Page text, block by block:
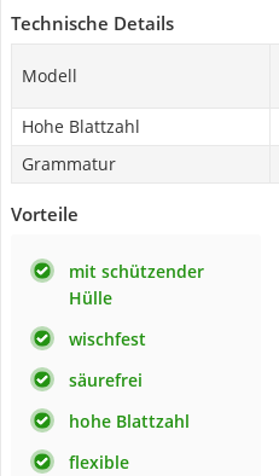
Technische Details
Modell
Hohe Blattzahl
Grammatur
Vorteile
mit schützender
Hülle
wischfest
säurefrei
hohe Blattzahl
flexible